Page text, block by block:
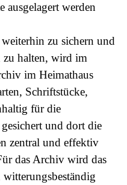
ausgelagert werden
zu sichern und
halten, wird im
im Heimathaus
Schriftstücke,
für die
und dort die
zentral und effektiv
das Archiv wird das
witterungsbeständig